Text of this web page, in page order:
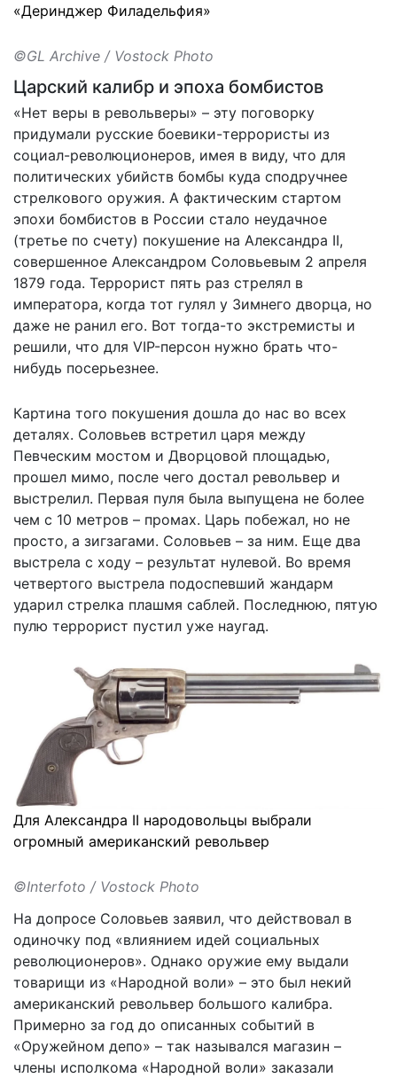
«Деринджер Филадельфия»
©GL Archive / Vostock Photo
Царский калибр и эпоха бомбистов
«Нет веры в револьверы» – эту поговорку
придумали русские боевики-террористы из
социал-революционеров, имея в виду, что для
политических убийств бомбы куда сподручнее
стрелкового оружия. А фактическим стартом
эпохи бомбистов в России стало неудачное
(третье по счету) покушение на Александра II,
совершенное Александром Соловьевым 2 апреля
1879 года. Террорист пять раз стрелял в
императора, когда тот гулял у Зимнего дворца, но
даже не ранил его. Вот тогда-то экстремисты и
решили, что для VIP-персон нужно брать что-
нибудь посерьезнее.
Картина того покушения дошла до нас во всех
деталях. Соловьев встретил царя между
Певческим мостом и Дворцовой площадью,
прошел мимо, после чего достал револьвер и
выстрелил. Первая пуля была выпущена не более
чем с 10 метров – промах. Царь побежал, но не
просто, а зигзагами. Соловьев – за ним. Еще два
выстрела с ходу – результат нулевой. Во время
четвертого выстрела подоспевший жандарм
ударил стрелка плашмя саблей. Последнюю, пятую
пулю террорист пустил уже наугад.
Для Александра II народовольцы выбрали
огромный американский револьвер
©Interfoto / Vostock Photo
На допросе Соловьев заявил, что действовал в
одиночку под «влиянием идей социальных
революционеров». Однако оружие ему выдали
товарищи из «Народной воли» – это был некий
американский револьвер большого калибра.
Примерно за год до описанных событий в
«Оружейном депо» – так назывался магазин –
члены исполкома «Народной воли» заказали